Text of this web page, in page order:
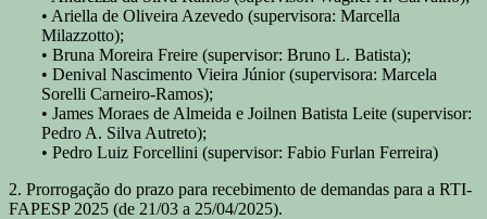
• Ariella de Oliveira Azevedo (supervisora: Marcella
Milazzotto);
• Bruna Moreira Freire (supervisor: Bruno L. Batista);
• Denival Nascimento Vieira Júnior (supervisora: Marcela
Sorelli Carneiro-Ramos);
• James Moraes de Almeida e Joilnen Batista Leite (supervisor:
Pedro A. Silva Autreto);
• Pedro Luiz Forcellini (supervisor: Fabio Furlan Ferreira)
2. Prorrogação do prazo para recebimento de demandas para a RTI-
FAPESP 2025 (de 21/03 a 25/04/2025).